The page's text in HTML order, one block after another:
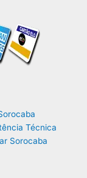
Técnica
Sorocaba